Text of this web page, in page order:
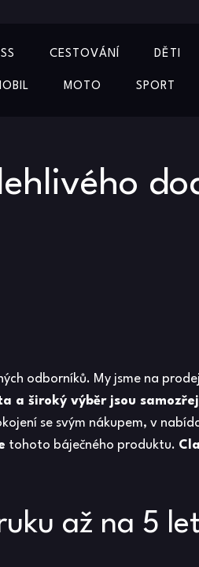
CESTOVÁNÍ DĚTI
MOTO SPORT
odborníků. My jsme na
a široký výběr jsou
se svým nákupem, v
tohoto báječného produktu.
až na 5 let